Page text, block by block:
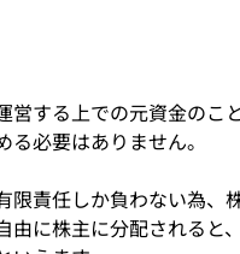
営する上での元資金のこ
る必要はありません。
限責任しか負わない為、
由に株主に分配される